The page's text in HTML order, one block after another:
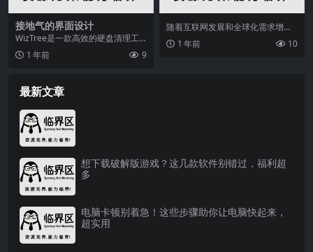
接地气的界面设计
WizTree是一款高效的硬盘清理工
具，以其闪电般的速度和接地气的
界面设计脱颖而...
1 年前 9
随着互联网发展和全球化需求增
长，翻译软件市场迎来爆发期。美
卡福集团凭借核心技术优...
1 年前 10
最新文章
想下载破解版游戏？这几款软件别错过，福利超
多
电脑卡顿别着急！这些步骤助你让电脑快起来，
超实用